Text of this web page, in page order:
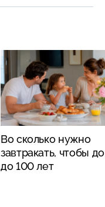
Во сколько нужно
завтракать, чтобы
до 100 лет